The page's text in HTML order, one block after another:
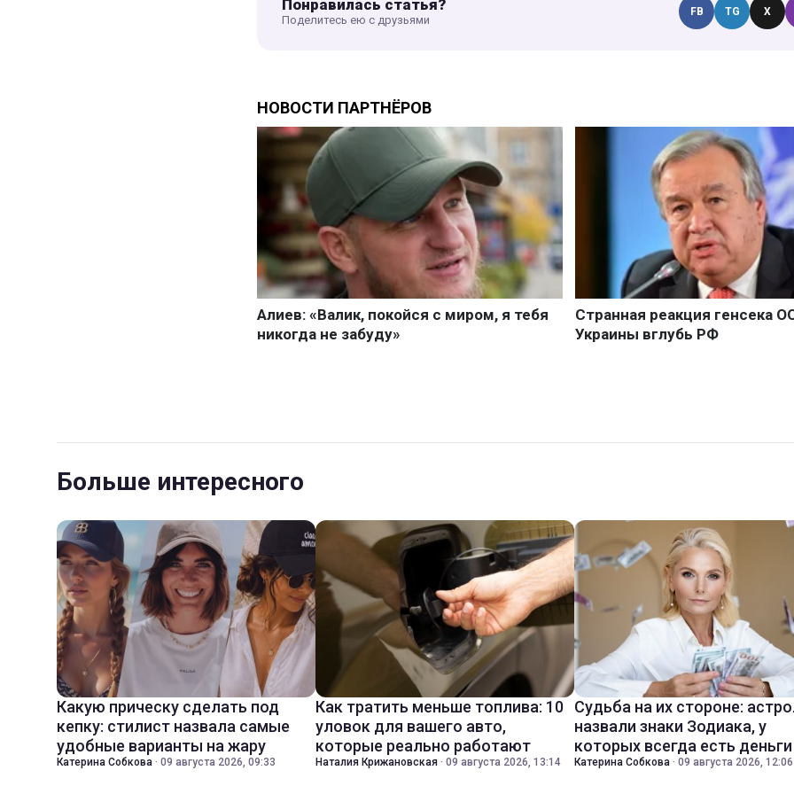
Понравилась статья?
Поделитесь ею с друзьями
FB TG X
Больше интересного
Какую прическу сделать под
кепку: стилист назвала самые
удобные варианты на жару
Катерина Собкова · 09 августа 2026, 09:33
Как тратить меньше топлива: 10
уловок для вашего авто,
которые реально работают
Наталия Крижановская · 09 августа 2026, 13:14
Судьба на их стороне:
назвали знаки Зодиака, у
которых всегда есть деньги
Катерина Собкова · 09 августа 2026, 12:06